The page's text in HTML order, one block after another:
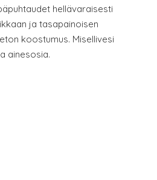
hellävaraisesti
ja tasapainoisen
koostumus. Misellivesi
ainesosia.